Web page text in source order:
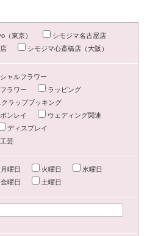
（東京）
シモジマ名古屋店
シモジマ心斎橋店（大阪）
ャルフラワー
ラワー
ラッピング
クラップブッキング
ンレイ
ウェディング関連
ディスプレイ
芸
月曜日 火曜日
水曜日
金曜日 土曜日